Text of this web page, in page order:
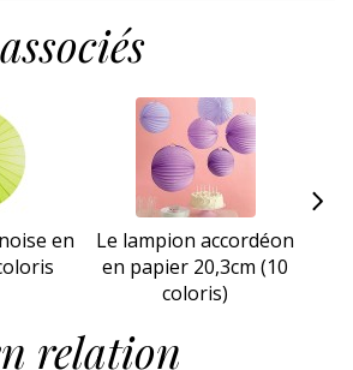
en
Le lampion accordéon
en papier 20,3cm (10
coloris)
relation